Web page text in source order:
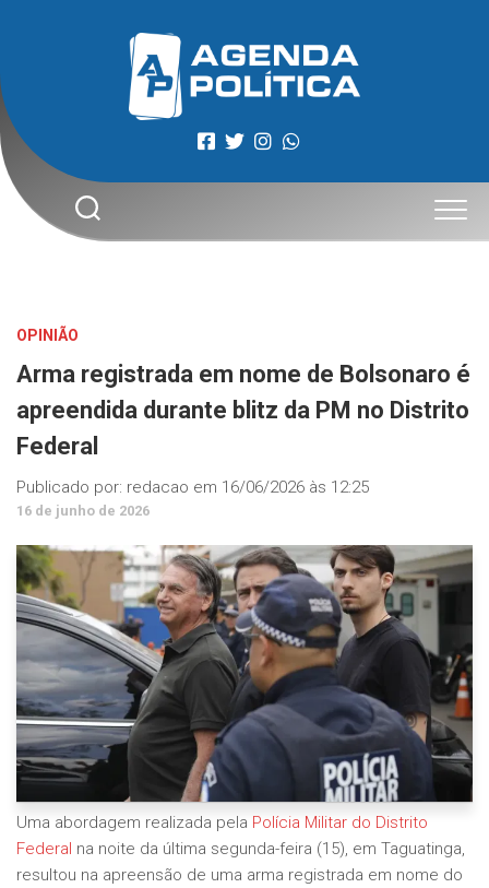
OPINIÃO
Arma registrada em nome de Bolsonaro é
apreendida durante blitz da PM no Distrito
Federal
Publicado por: redacao em 16/06/2026 às 12:25
16 de junho de 2026
Uma abordagem realizada pela Polícia Militar do Distrito
Federal na noite da última segunda-feira (15), em Taguatinga,
resultou na apreensão de uma arma registrada em nome do